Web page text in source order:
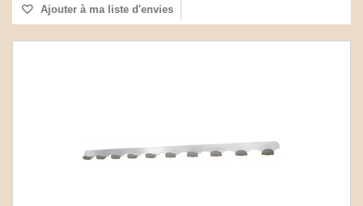
Ajouter à ma liste d'envies